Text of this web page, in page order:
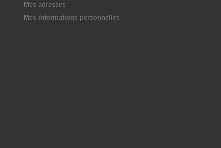
Mes adresses
Mes informations personnelles